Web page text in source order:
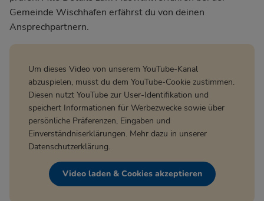
Gemeinde Wischhafen erfährst du von deinen
Ansprechpartnern.
Um dieses Video von unserem YouTube-Kanal
abzuspielen, musst du dem YouTube-Cookie zustimmen.
Diesen nutzt YouTube zur User-Identifikation und
speichert Informationen für Werbezwecke sowie über
persönliche Präferenzen, Eingaben und
Einverständniserklärungen. Mehr dazu in unserer
Datenschutzerklärung.
Video laden & Cookies akzeptieren